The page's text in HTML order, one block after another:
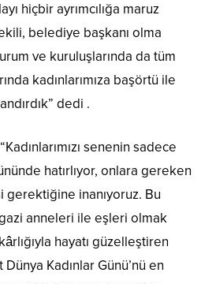
hiçbir ayrımcılığa maruz
belediye başkanı olma
ve kuruluşlarında da tüm
kadınlarımıza başörtü ile
dedi .
senenin sadece
hatırlıyor, onlara gereken
inanıyoruz. Bu
anneleri ile eşleri olmak
hayatı güzelleştiren
Dünya Kadınlar Günü’nü en